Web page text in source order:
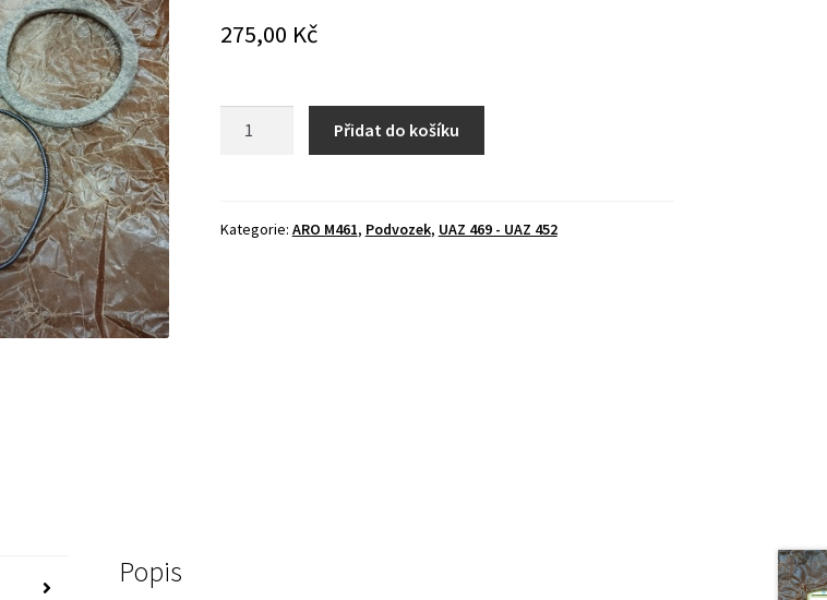
275,00 Kč
množství
Přidat do košíku
Kategorie: ARO M461, Podvozek, UAZ 469 - UAZ 452
Popis